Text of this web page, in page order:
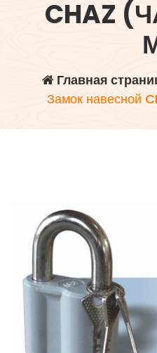
CHAZ
Главная
Замок навесной